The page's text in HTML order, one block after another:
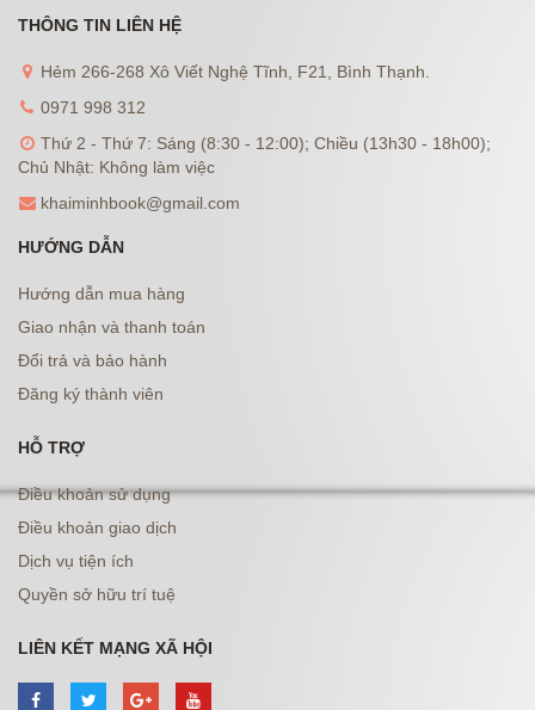
THÔNG TIN LIÊN HỆ
Hẻm 266-268 Xô Viết Nghệ Tĩnh, F21, Bình Thạnh.
0971 998 312
Thứ 2 - Thứ 7: Sáng (8:30 - 12:00); Chiều (13h30 - 18h00);
Chủ Nhật: Không làm việc
khaiminhbook@gmail.com
HƯỚNG DẪN
Hướng dẫn mua hàng
Giao nhận và thanh toán
Đổi trả và bảo hành
Đăng ký thành viên
HỖ TRỢ
Điều khoản sử dụng
Điều khoản giao dịch
Dịch vụ tiện ích
Quyền sở hữu trí tuệ
LIÊN KẾT MẠNG XÃ HỘI